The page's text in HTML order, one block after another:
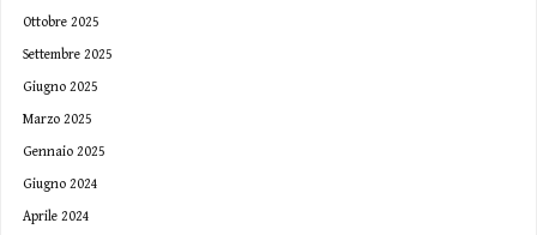
Ottobre 2025
Settembre 2025
Giugno 2025
Marzo 2025
Gennaio 2025
Giugno 2024
Aprile 2024